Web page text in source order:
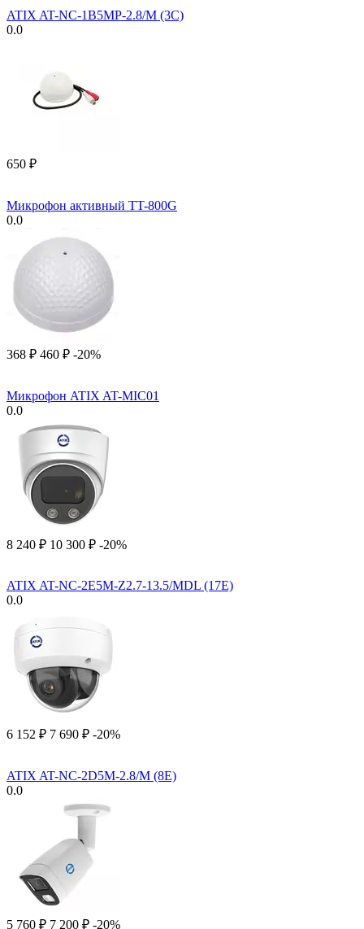
ATIX AT-NC-1B5MP-2.8/M (3C)
0.0
‍650‍ ₽
Микрофон активный TT-800G
0.0
‍368‍ ₽ ‍460‍ ₽ -20%
Микрофон ATIX AT-MIC01
0.0
8 240 ₽ 10 300 ₽ -20%
ATIX AT-NC-2E5M-Z2.7-13.5/MDL (17E)
0.0
6 152 ₽ 7 690 ₽ -20%
ATIX AT-NC-2D5M-2.8/M (8E)
0.0
5 760 ₽ 7 200 ₽ -20%